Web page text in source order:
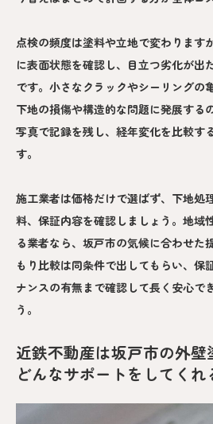
点検の頻度は塗料や立地で変わります
に表面状態を確認し、目立つ劣化が出
です。小さなクラックやシーリングの
下地の損傷や構造的な問題に発展する
写真で記録を残し、経年変化を比較す
す。
施工業者は価格だけで選ばず、下地処
料、保証内容を確認しましょう。地域
る業者なら、坂戸市の気候に合わせた
もり比較は同条件で出してもらい、保
ナンスの有無まで確認して長く安心で
う。
近鉄不動産は坂戸市の外
どんなサポートをしてくれ